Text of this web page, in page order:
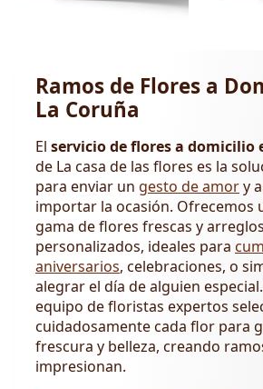
Ramos de Flores a
La Coruña
El servicio de flores a domicilio
de La casa de las flores es la
para enviar un gesto de amory
importar la ocasión. Ofrecemos
gama de flores frescas y
personalizados, ideales para
aniversarios, celebraciones, o
alegrar el día de alguien
equipo de floristas expertos
cuidadosamente cada flor para
frescura y belleza, creando
impresionan.